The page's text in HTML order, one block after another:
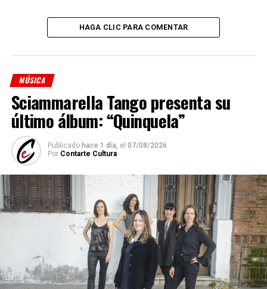
HAGA CLIC PARA COMENTAR
MÚSICA
Sciammarella Tango presenta su
último álbum: “Quinquela”
Publicado hace 1 día, el 07/08/2026
Por Contarte Cultura